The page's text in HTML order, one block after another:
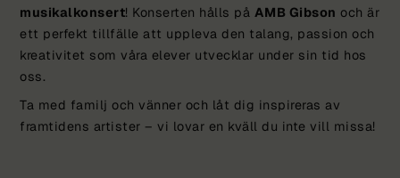
musikalkonsert! Konserten hålls på AMB Gibson och är
ett perfekt tillfälle att uppleva den talang, passion och
kreativitet som våra elever utvecklar under sin tid hos
oss.
Ta med familj och vänner och låt dig inspireras av
framtidens artister – vi lovar en kväll du inte vill missa!